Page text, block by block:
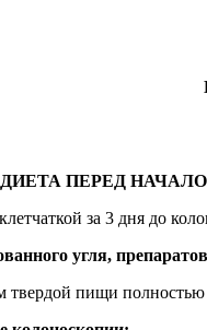
ДИЕТА ПЕРЕД
за 3 дня до
угля,
твердой пищи полностью